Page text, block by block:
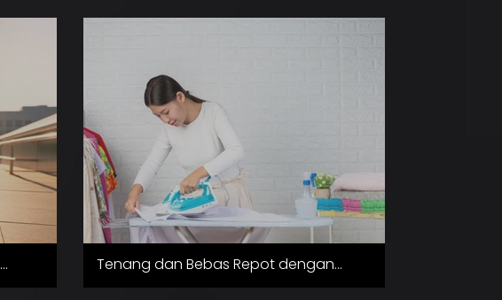
Tenang dan Bebas Repot dengan
Layanan ARLC Solutions: Catering,